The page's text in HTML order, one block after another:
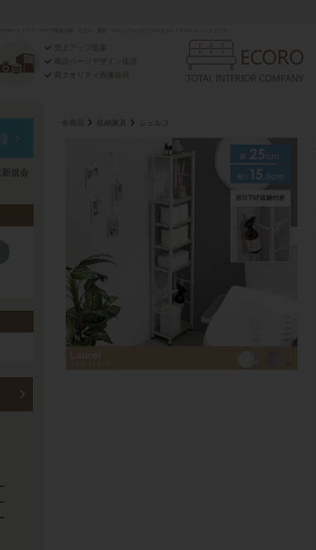
売上アップ提案
商品ページデザイン提供
高クオリティ画像提供
全商品 収納家具 シェルフ
規会